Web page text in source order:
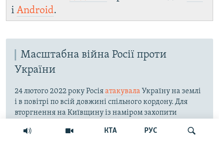
КТА РУС
і Android.
Масштабна війна Росії проти
України
24 лютого 2022 року Росіяатакувала Україну на землі
і в повітрі по всій довжині спільного кордону. Для
вторгнення на Київщину із наміром захопити
півдні російська армія окупувала частину Запорізької